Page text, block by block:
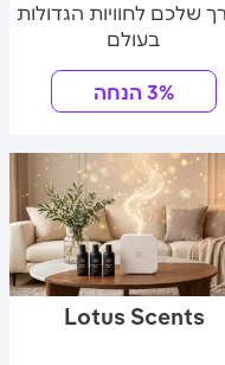
שלכם לחוויות הגדולות
בעולם
3% הנחה
Lotus Scents